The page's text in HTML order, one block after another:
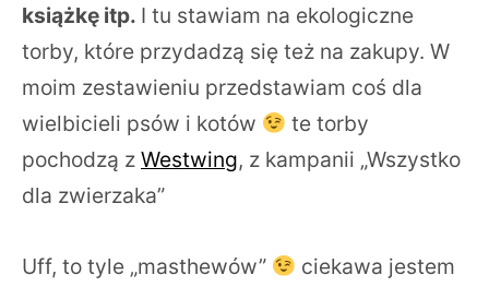
książkę itp. I tu stawiam na ekologiczne
torby, które przydadzą się też na zakupy. W
moim zestawieniu przedstawiam coś dla
wielbicieli psów i kotów
te torby
pochodzą z Westwing, z kampanii „Wszystko
dla zwierzaka”
Uff, to tyle „masthewów”
ciekawa jestem